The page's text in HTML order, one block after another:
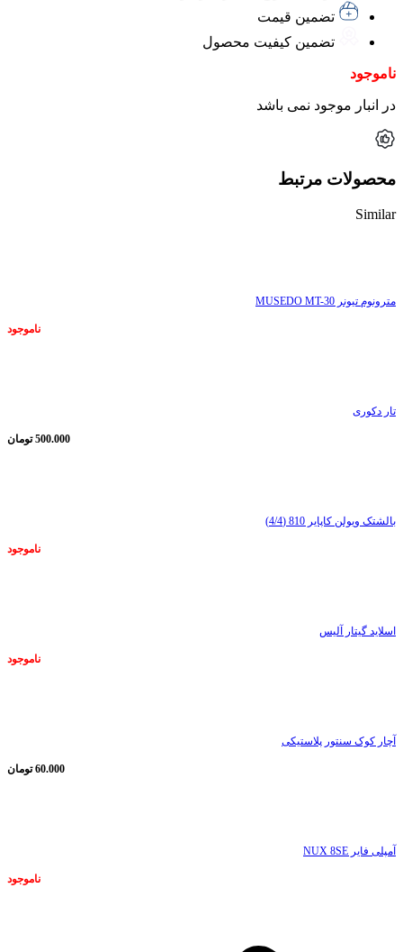
تضمین قیمت
تضمین کیفیت محصول
ناموجود
در انبار موجود نمی باشد
محصولات مرتبط
Similar
مترونوم تیونر MUSEDO MT-30
ناموجود
تار دکوری
500.000 تومان
بالشتک ویولن کاپایر 810 (4/4)
ناموجود
اسلاید گیتار آلیس
ناموجود
آچار کوک سنتور پلاستیکی
60.000 تومان
آمپلی فایر NUX 8SE
ناموجود